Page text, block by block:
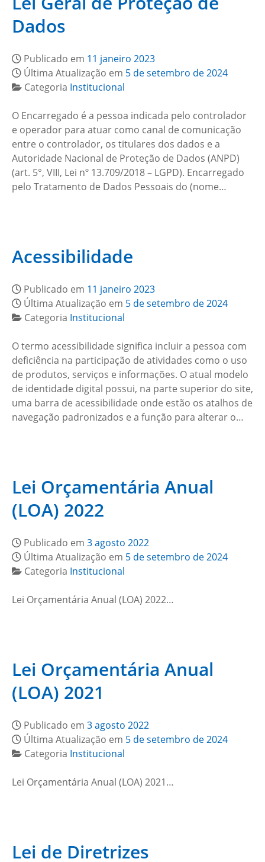
Dados
Publicado em 11 janeiro 2023
Última Atualização em 5 de setembro de 2024
Categoria Institucional
O Encarregado é a pessoa indicada pelo controlador
e operador para atuar como canal de comunicação
entre o controlador, os titulares dos dados e a
Autoridade Nacional de Proteção de Dados (ANPD)
(art. 5°, VIII, Lei nº 13.709/2018 – LGPD). Encarregado
pelo Tratamento de Dados Pessoais do (nome…
Acessibilidade
Publicado em 11 janeiro 2023
Última Atualização em 5 de setembro de 2024
Categoria Institucional
O termo acessibilidade significa incluir a pessoa com
deficiência na participação de atividades como o uso
de produtos, serviços e informações. O atual modelo
de identidade digital possui, na parte superior do site,
uma barra de acessibilidade onde estão os atalhos de
navegação padronizados e a função para alterar o…
Lei Orçamentária Anual
(LOA) 2022
Publicado em 3 agosto 2022
Última Atualização em 5 de setembro de 2024
Categoria Institucional
Lei Orçamentária Anual (LOA) 2022…
Lei Orçamentária Anual
(LOA) 2021
Publicado em 3 agosto 2022
Última Atualização em 5 de setembro de 2024
Categoria Institucional
Lei Orçamentária Anual (LOA) 2021…
Lei de Diretrizes